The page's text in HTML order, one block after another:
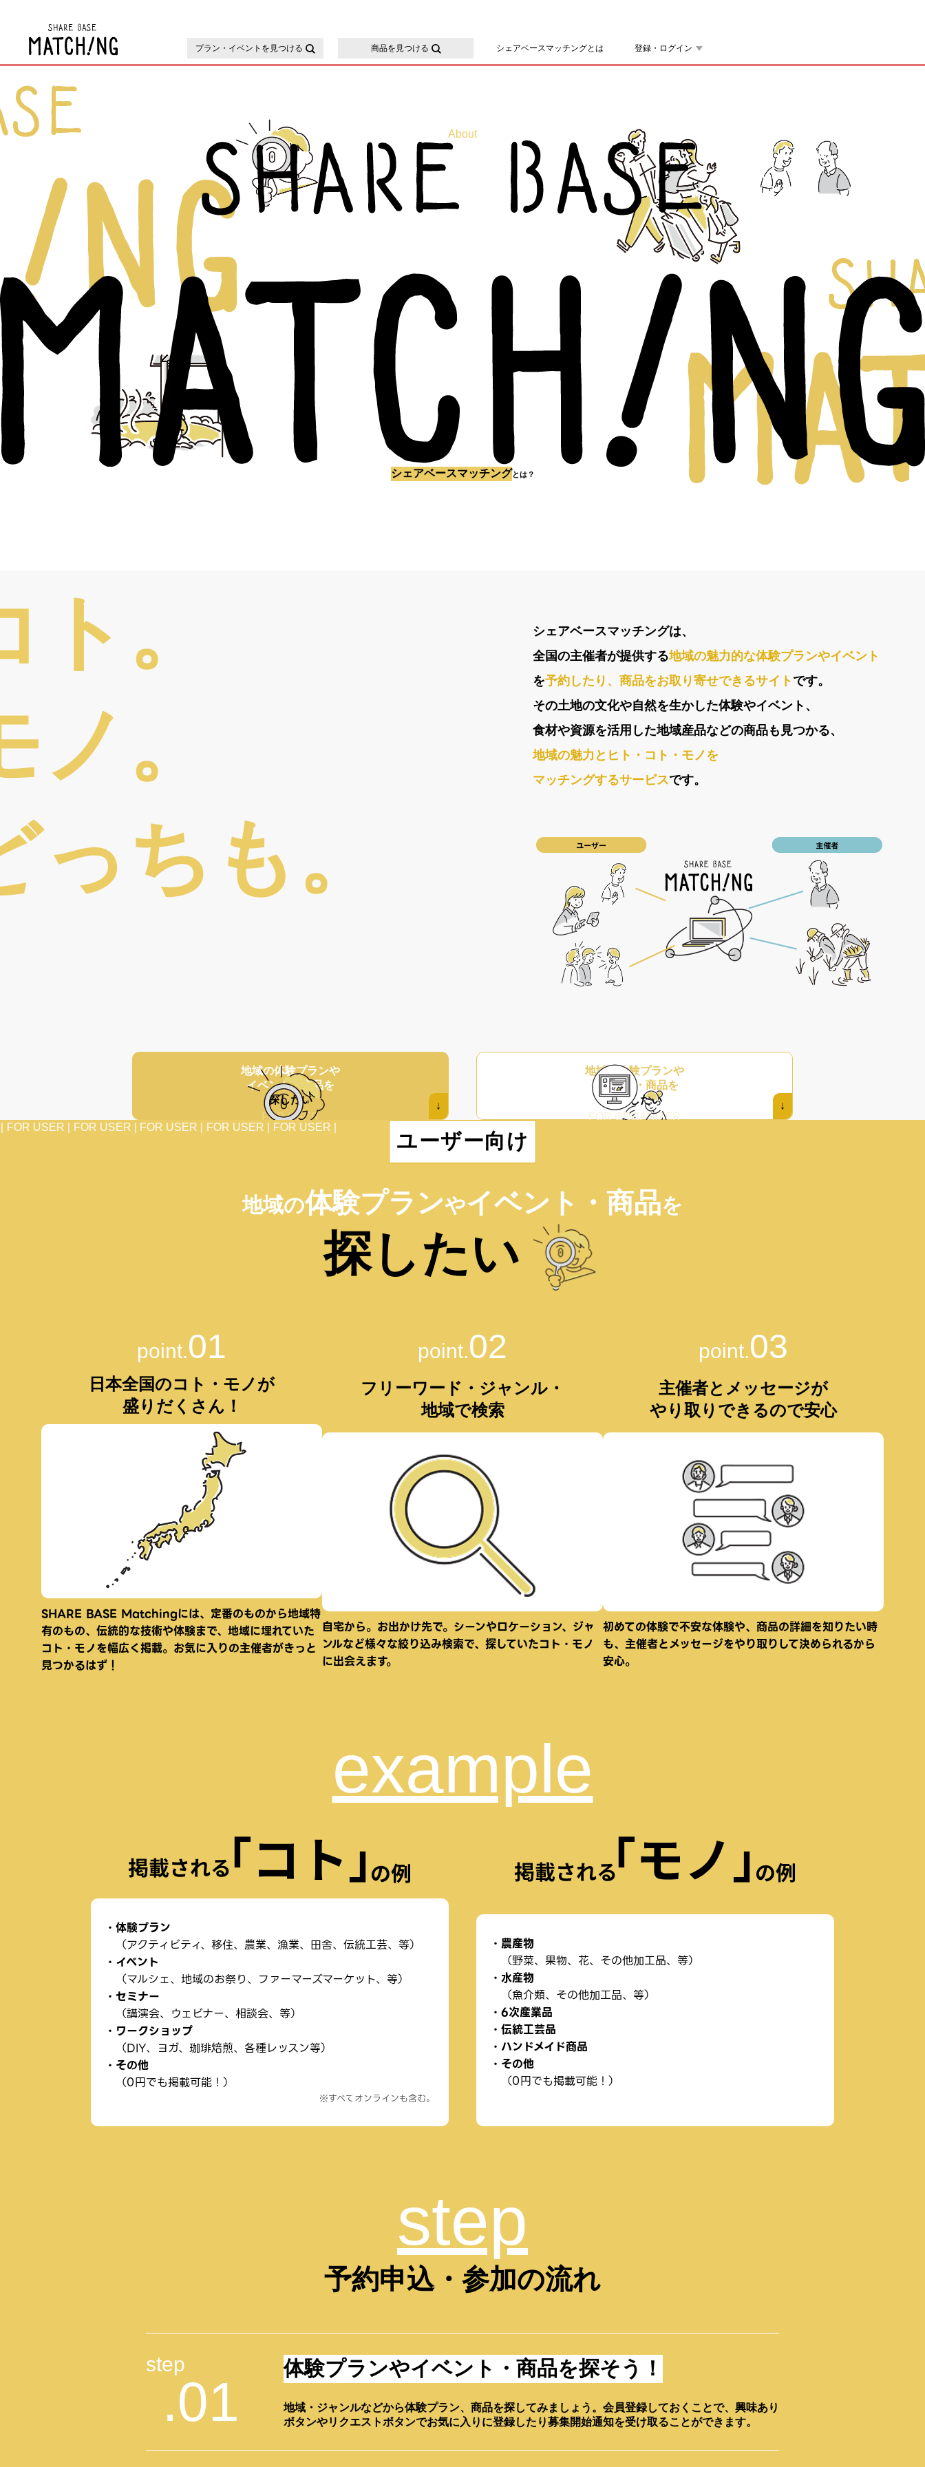
プラン・イベントを見つける 商品を見つける シェアベースマッチングとは 登録・ログイン
About
シェアベースマッチング とは？
ト。
ノ。
っちも。
シェアベースマッチングは、
全国の主催者が提供する地域の魅力的な体験プランやイベント
を予約したり、商品をお取り寄せできるサイト です。
その土地の文化や自然を生かした体験やイベント、
食材や資源を活用した地域産品などの商品も見つかる、
地域の魅力とヒト・コト・モノを
マッチングするサービスです。
FOR USER
地域の体験プランや
イベント・商品を
探したい
↓
FOR ORGANIZER
地域の 体験プランや
イベント・商品を
掲載したい
↓
FOR USER |
FOR USER | FOR USER | FOR USER | FOR USER |
ユーザー向け
地域の体験プランやイベント・商品を
探したい
point.01
日本全国のコト・モノが
盛りだくさん！
SHARE BASE Matchingには、定番のものから地域特
有のもの、伝統的な技術や体験まで、地域に埋れていた
コト・モノを幅広く掲載。お気に入りの主催者がきっと
見つかるはず！
point.02
フリーワード・ジャンル・
地域で検索
自宅から。お出かけ先で。シーンやロケーション、ジャ
ンルなど様々な絞り込み検索で、探していたコト・モノ
に出会えます。
point.03
主催者とメッセージが
やり取りできるので安心
初めての体験で不安な体験や、商品の詳細を知りたい時
も、主催者とメッセージをやり取りして決められるから
安心。
example
体験プラン
（アクティビティ、移住、農業、漁業、田舎、伝統工芸、等）
イベント
（マルシェ、地域のお祭り、ファーマーズマーケット、等）
セミナー
（講演会、ウェビナー、相談会、等）
ワークショップ
（DIY、ヨガ、珈琲焙煎、各種レッスン等）
その他
（0円でも掲載可能！）
※すべてオンラインも含む。
農産物
（野菜、果物、花、その他加工品、等）
水産物
（魚介類、その他加工品、等）
6次産業品
伝統工芸品
ハンドメイド商品
その他
（0円でも掲載可能！）
step
予約申込・参加の流れ
step
.01
体験プランやイベント・商品を探そう！
地域・ジャンルなどから体験プラン、商品を探してみましょう。会員登録しておくことで、興味あり
ボタンやリクエストボタンでお気に入りに登録したり募集開始通知を受け取ることができます。